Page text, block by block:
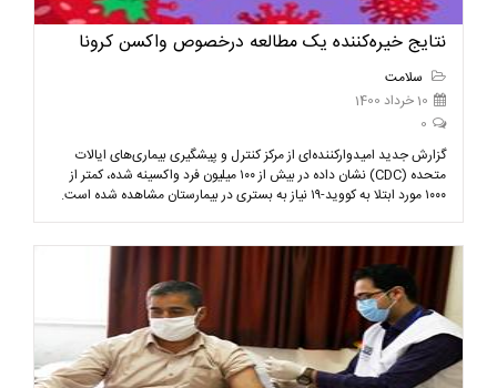
نتایج خیره‌کننده یک مطالعه درخصوص واکسن کرونا
سلامت
10 خرداد 1400
0
گزارش جدید امیدوارکننده‌ای از مرکز کنترل و پیشگیری بیماری‌های ایالات
متحده (CDC) نشان داده در بیش از ۱۰۰ میلیون فرد واکسینه شده، کمتر از
۱۰۰۰ مورد ابتلا به کووید-۱۹ نیاز به بستری در بیمارستان مشاهده شده است.